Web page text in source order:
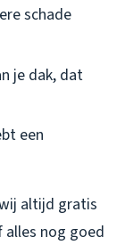
schade
je dak, dat
een
altijd gratis
alles nog goed